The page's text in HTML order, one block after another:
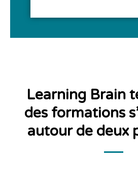
Learning Brain
des formations
autour de deux